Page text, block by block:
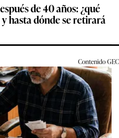
de 40 años: ¿qué
hasta dónde se retirará
ContenidoGEC